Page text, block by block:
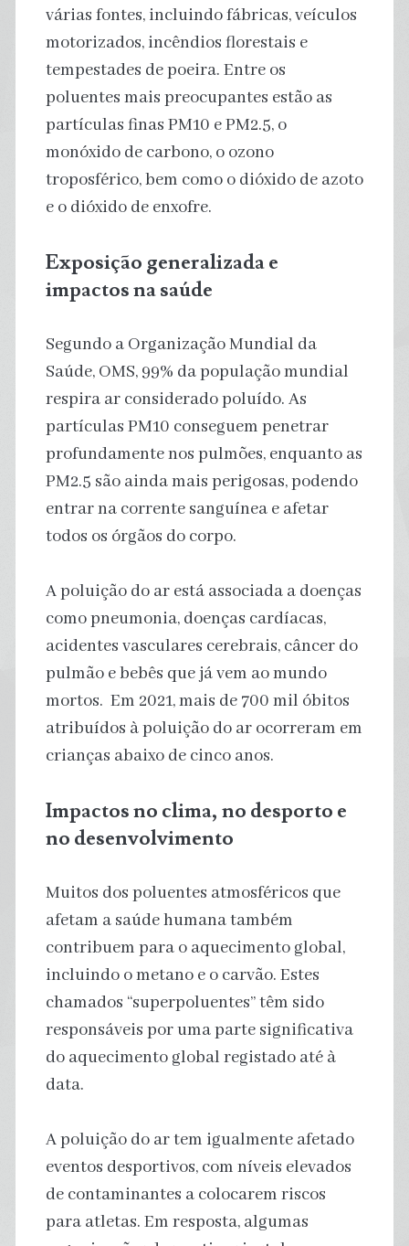
várias fontes, incluindo fábricas, veículos
motorizados, incêndios florestais e
tempestades de poeira. Entre os
poluentes mais preocupantes estão as
partículas finas PM10 e PM2.5, o
monóxido de carbono, o ozono
troposférico, bem como o dióxido de azoto
e o dióxido de enxofre.
Exposição generalizada e
impactos na saúde
Segundo a Organização Mundial da
Saúde, OMS, 99% da população mundial
respira ar considerado poluído. As
partículas PM10 conseguem penetrar
profundamente nos pulmões, enquanto as
PM2.5 são ainda mais perigosas, podendo
entrar na corrente sanguínea e afetar
todos os órgãos do corpo.
A poluição do ar está associada a doenças
como pneumonia, doenças cardíacas,
acidentes vasculares cerebrais, câncer do
pulmão e bebês que já vem ao mundo
mortos. Em 2021, mais de 700 mil óbitos
atribuídos à poluição do ar ocorreram em
crianças abaixo de cinco anos.
Impactos no clima, no desporto e
no desenvolvimento
Muitos dos poluentes atmosféricos que
afetam a saúde humana também
contribuem para o aquecimento global,
incluindo o metano e o carvão. Estes
chamados “superpoluentes” têm sido
responsáveis por uma parte significativa
do aquecimento global registado até à
data.
A poluição do ar tem igualmente afetado
eventos desportivos, com níveis elevados
de contaminantes a colocarem riscos
para atletas. Em resposta, algumas